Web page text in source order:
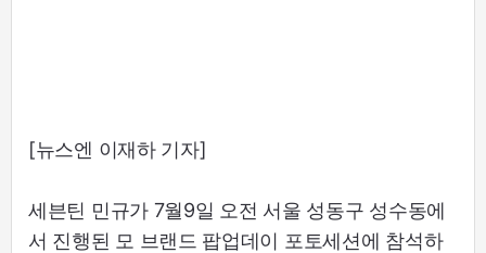
[뉴스엔 이재하 기자]
세븐틴 민규가 7월9일 오전 서울 성동구 성수동에
서 진행된 모 브랜드 팝업데이 포토세션에 참석하